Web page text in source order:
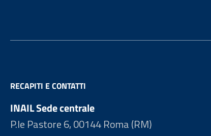
RECAPITI E CONTATTI
INAIL Sede centrale
P.le Pastore 6, 00144 Roma (RM)